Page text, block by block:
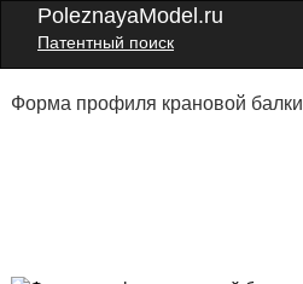
PoleznayaModel.ru
Патентный поиск
Форма профиля крановой балки